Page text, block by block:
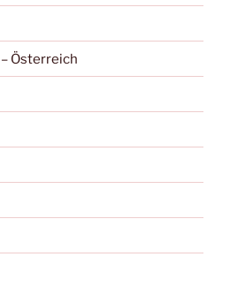
Österreich